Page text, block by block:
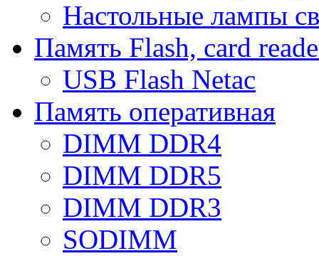
Настольные лампы
Память Flash, card
USB Flash Netac
Память оперативная
DIMM DDR4
DIMM DDR5
DIMM DDR3
SODIMM